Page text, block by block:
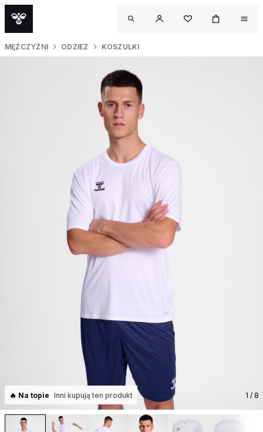
MĘŻCZYŹNI ODZIEZ KOSZULKI
🔥 Na topie Inni kupują ten produkt 1 / 8